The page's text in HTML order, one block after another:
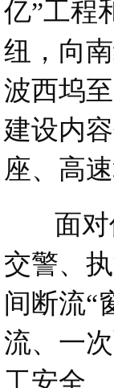
亿”工程
纽，向
波西坞
建设内
座、高
面对仅
交警、
间断流“
流、一
工安全